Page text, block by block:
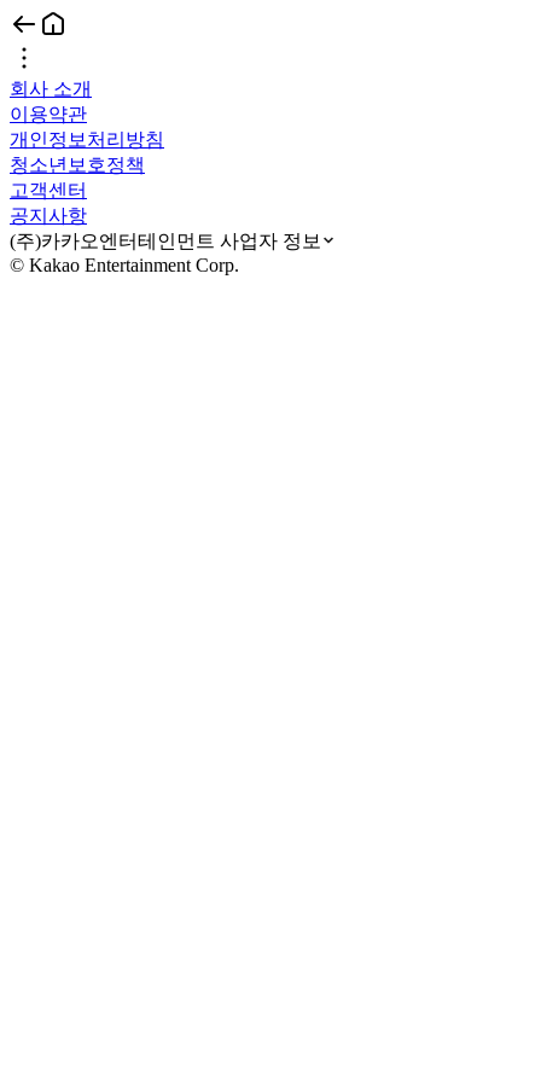
회사 소개
이용약관
개인정보처리방침
청소년보호정책
고객센터
공지사항
(주)카카오엔터테인먼트 사업자 정보
© Kakao Entertainment Corp.